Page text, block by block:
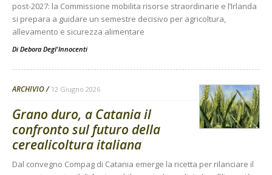
post-2027: la Commissione mobilita risorse straordinarie e l’Irlanda
si prepara a guidare un semestre decisivo per agricoltura,
allevamento e sicurezza alimentare
Di Debora Degl'Innocenti
ARCHIVIO 12 Giugno 2026
Grano duro, a Catania il
confronto sul futuro della
cerealicoltura italiana
Dal convegno Compag di Catania emerge la ricetta per rilanciare il